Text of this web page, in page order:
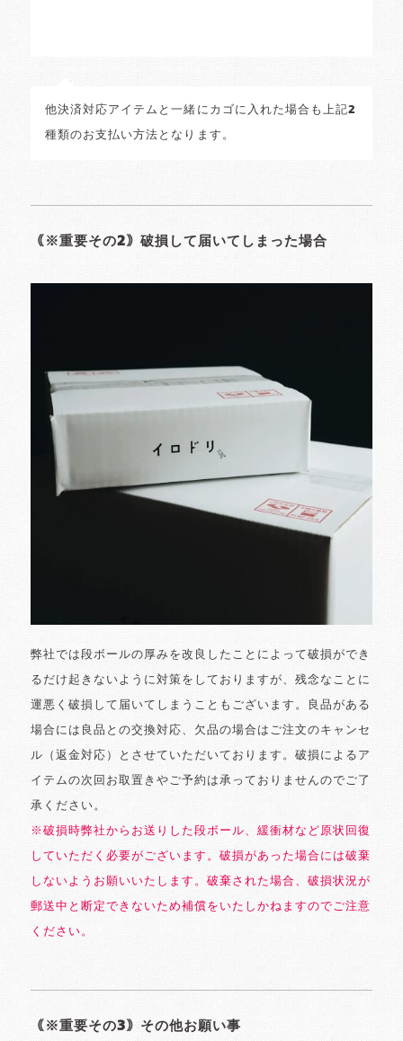
他決済対応アイテムと一緒にカゴに入れた場合も上記2
種類のお支払い方法となります。
｟※重要その2｠破損して届いてしまった場合
弊社では段ボールの厚みを改良したことによって破損ができ
るだけ起きないように対策をしておりますが、残念なことに
運悪く破損して届いてしまうこともございます。良品がある
場合には良品との交換対応、欠品の場合はご注文のキャンセ
ル（返金対応）とさせていただいております。破損によるア
イテムの次回お取置きやご予約は承っておりませんのでご了
承ください。
※破損時弊社からお送りした段ボール、緩衝材など原状回復
していただく必要がございます。破損があった場合には破棄
しないようお願いいたします。破棄された場合、破損状況が
郵送中と断定できないため補償をいたしかねますのでご注意
ください。
｟※重要その3｠その他お願い事